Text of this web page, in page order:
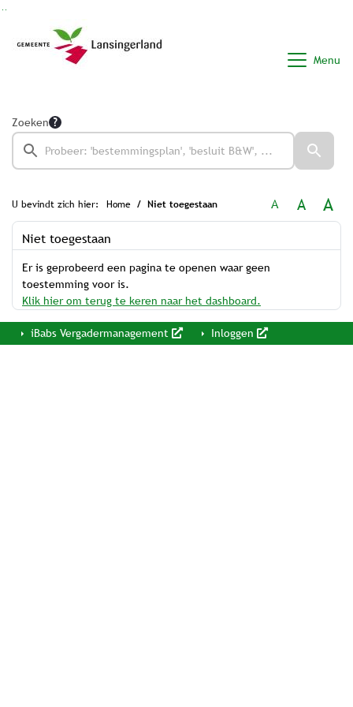
Menu
Zoeken
U bevindt zich hier: Home Niet toegestaan A A A
Niet toegestaan
Er is geprobeerd een pagina te openen waar geen
toestemming voor is.
Klik hier om terug te keren naar het dashboard.
iBabs Vergadermanagement Inloggen